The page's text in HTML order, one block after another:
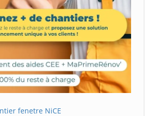
fenetre NiCE